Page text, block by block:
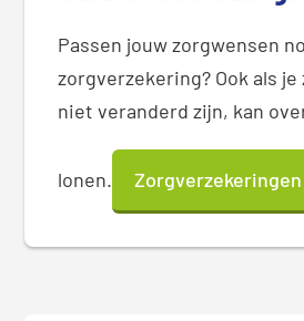
Passen jouw zorgwensen
zorgverzekering? Ook als
niet veranderd zijn, kan
lonen.